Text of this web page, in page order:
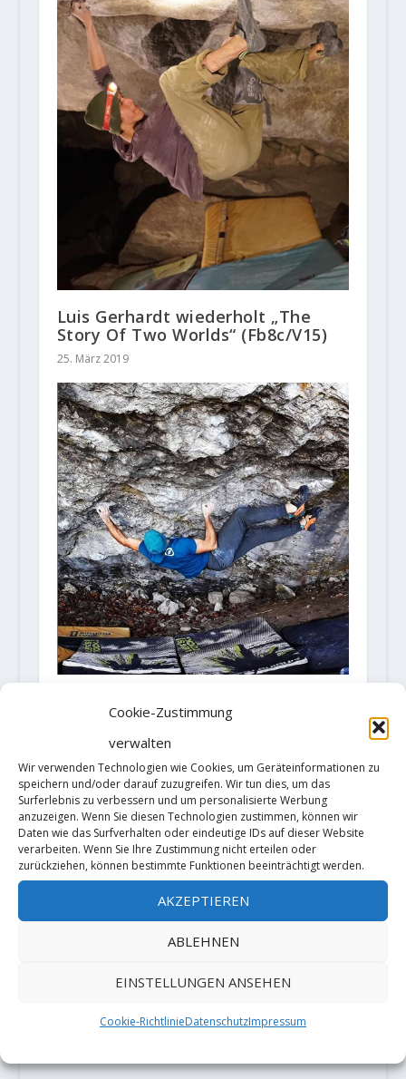
Cookie-Zustimmung
verwalten
Wir verwenden Technologien wie Cookies, um Geräteinformationen zu
speichern und/oder darauf zuzugreifen. Wir tun dies, um das
Surferlebnis zu verbessern und um personalisierte Werbung
anzuzeigen. Wenn Sie diesen Technologien zustimmen, können wir
Daten wie das Surfverhalten oder eindeutige IDs auf dieser Website
verarbeiten. Wenn Sie Ihre Zustimmung nicht erteilen oder
zurückziehen, können bestimmte Funktionen beeinträchtigt werden.
AKZEPTIEREN
ABLEHNEN
EINSTELLUNGEN ANSEHEN
Cookie-RichtlinieDatenschutzImpressum
Luis Gerhardt wiederholt „The
Story Of Two Worlds“ (Fb8c/V15)
25. März 2019
erste Begehung von „Iceberg“ (8C)
8. Januar 2020
Matt Fultz meldet „The Game“
23. Januar 2020